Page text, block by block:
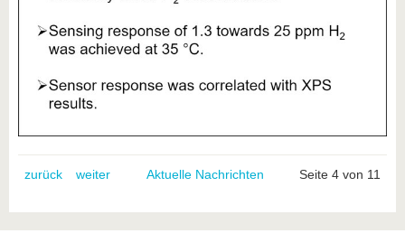
zurück weiter Aktuelle Nachrichten Seite 4 von 11